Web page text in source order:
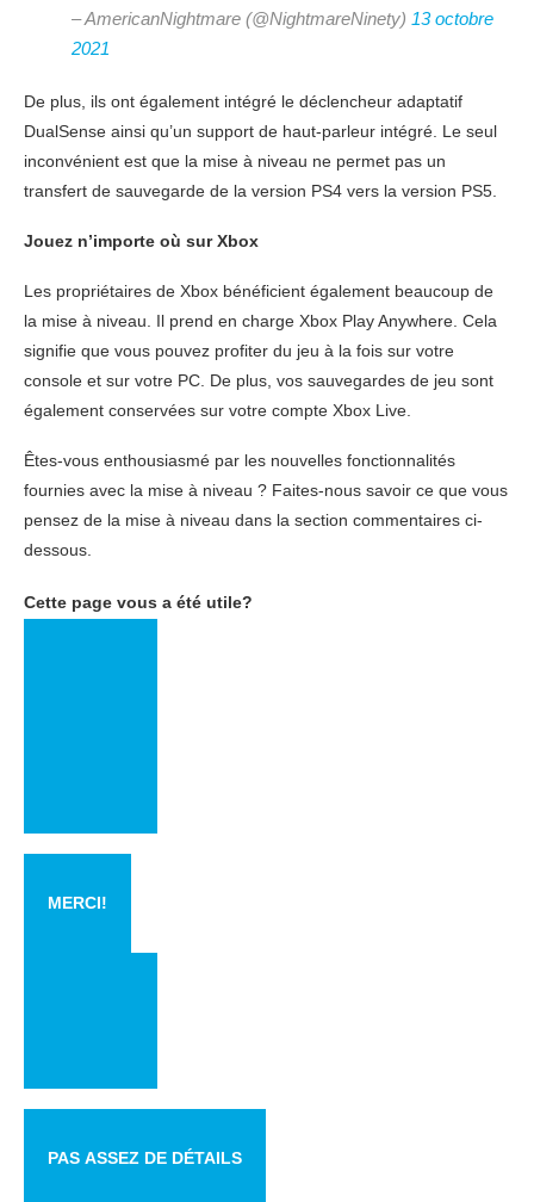
– AmericanNightmare (@NightmareNinety) 13 octobre
2021
De plus, ils ont également intégré le déclencheur adaptatif
DualSense ainsi qu’un support de haut-parleur intégré. Le seul
inconvénient est que la mise à niveau ne permet pas un
transfert de sauvegarde de la version PS4 vers la version PS5.
Jouez n’importe où sur Xbox
Les propriétaires de Xbox bénéficient également beaucoup de
la mise à niveau. Il prend en charge Xbox Play Anywhere. Cela
signifie que vous pouvez profiter du jeu à la fois sur votre
console et sur votre PC. De plus, vos sauvegardes de jeu sont
également conservées sur votre compte Xbox Live.
Êtes-vous enthousiasmé par les nouvelles fonctionnalités
fournies avec la mise à niveau ? Faites-nous savoir ce que vous
pensez de la mise à niveau dans la section commentaires ci-
dessous.
Cette page vous a été utile?
MERCI!
PAS ASSEZ DE DÉTAILS